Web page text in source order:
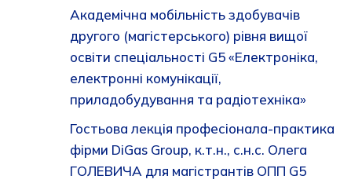
Академічна мобільність здобувачів
другого (магістерського) рівня вищої
освіти спеціальності G5 «Електроніка,
електронні комунікації,
приладобудування та радіотехніка»
Гостьова лекція професіонала-практика
фірми DiGas Group, к.т.н., с.н.с. Олега
ГОЛЕВИЧА для магістрантів ОПП G5